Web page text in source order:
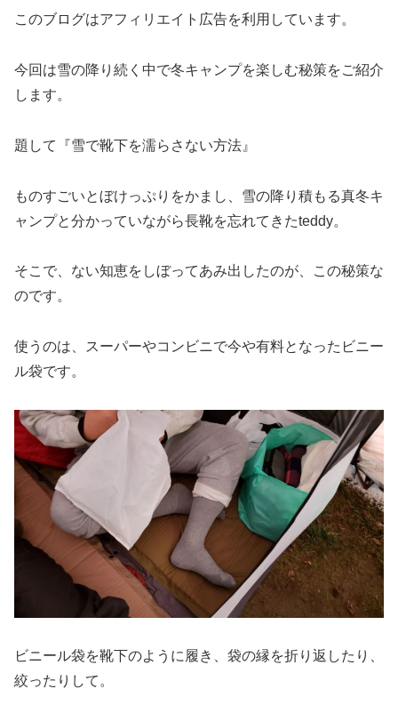
このブログはアフィリエイト広告を利用しています。
今回は雪の降り続く中で冬キャンプを楽しむ秘策をご紹介
します。
題して『雪で靴下を濡らさない方法』
ものすごいとぼけっぷりをかまし、雪の降り積もる真冬キ
ャンプと分かっていながら長靴を忘れてきたteddy。
そこで、ない知恵をしぼってあみ出したのが、この秘策な
のです。
使うのは、スーパーやコンビニで今や有料となったビニー
ル袋です。
ビニール袋を靴下のように履き、袋の縁を折り返したり、
絞ったりして。